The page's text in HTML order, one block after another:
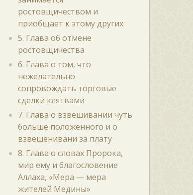
ростовщичеством и
приобщает к этому других
5. Глава об отмене
ростовщичества
6. Глава о том, что
нежелательно
сопровождать торговые
сделки клятвами
7. Глава о взвешивании чуть
больше положенного и о
взвешенивани за плату
8. Глава о словах Пророка,
мир ему и благословение
Аллаха, «Мера — мера
жителей Медины»